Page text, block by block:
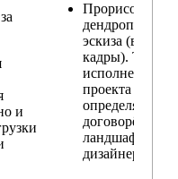
и
Прорисовка
дендроплана и
эскиза
кадры).
исполнения
проекта
определяется
ландшафтным
дизайнером